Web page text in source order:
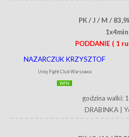
PK / J / M /
1x4min
PODDANIE ( 1
NAZARCZUK KRZYSZTOF
Uniq Fight Club Warszawa
WIN
godzina walki:
DRABINKA